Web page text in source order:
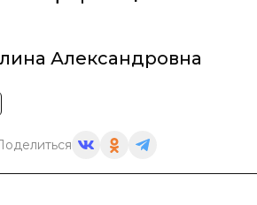
Александровна